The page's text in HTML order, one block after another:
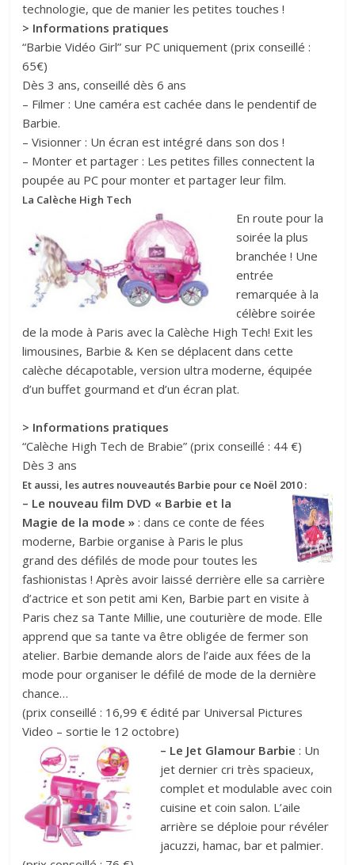
technologie, que de manier les petites touches !
> Informations pratiques
“Barbie Vidéo Girl” sur PC uniquement (prix conseillé :
65€)
Dès 3 ans, conseillé dès 6 ans
– Filmer : Une caméra est cachée dans le pendentif de
Barbie.
– Visionner : Un écran est intégré dans son dos !
– Monter et partager : Les petites filles connectent la
poupée au PC pour monter et partager leur film.
La Calèche High Tech
En route pour la
soirée la plus
branchée ! Une
entrée
remarquée à la
célèbre soirée
de la mode à Paris avec la Calèche High Tech! Exit les
limousines, Barbie & Ken se déplacent dans cette
calèche décapotable, version ultra moderne, équipée
d’un buffet gourmand et d’un écran plat.
> Informations pratiques
“Calèche High Tech de Brabie” (prix conseillé : 44 €)
Dès 3 ans
Et aussi, les autres nouveautés Barbie pour ce Noël 2010 :
– Le nouveau film DVD « Barbie et la
Magie de la mode » : dans ce conte de fées
moderne, Barbie organise à Paris le plus
grand des défilés de mode pour toutes les
fashionistas ! Après avoir laissé derrière elle sa carrière
d’actrice et son petit ami Ken, Barbie part en visite à
Paris chez sa Tante Millie, une couturière de mode. Elle
apprend que sa tante va être obligée de fermer son
atelier. Barbie demande alors de l’aide aux fées de la
mode pour organiser le défilé de mode de la dernière
chance…
(prix conseillé : 16,99 € édité par Universal Pictures
Video – sortie le 12 octobre)
– Le Jet Glamour Barbie: Un
jet dernier cri très spacieux,
complet et modulable avec coin
cuisine et coin salon. L’aile
arrière se déploie pour révéler
jacuzzi, hamac, bar et palmier.